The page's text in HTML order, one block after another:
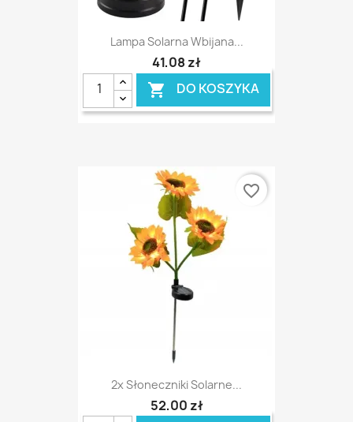
Lampa Solarna Wbijana...
41,08 zł
 DO KOSZYKA
2x Słoneczniki Solarne...
52,00 zł
favorite_border